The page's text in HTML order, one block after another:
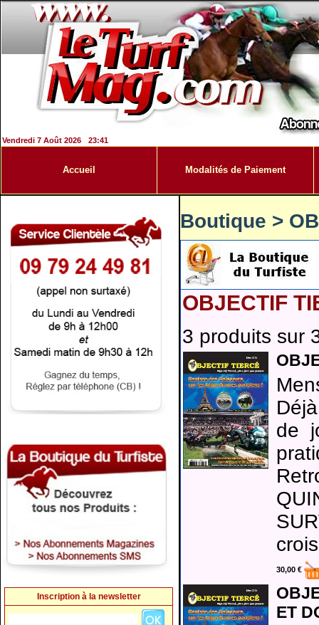
Vendredi 7 Août 2026 23:41
Accueil Modalités de Paiement
Inscription à la newsletter
Boutique >
OBJECTIF
3 produits sur
de
30,00 €
ET